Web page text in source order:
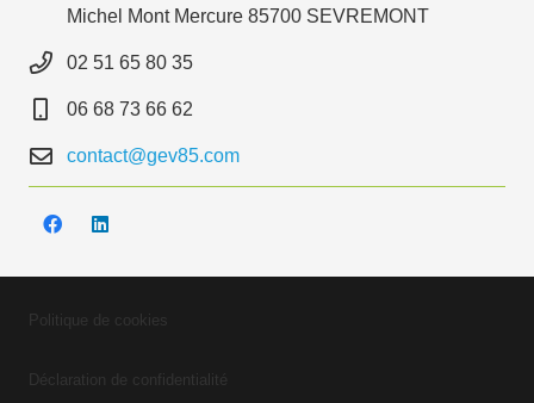
Michel Mont Mercure 85700 SEVREMONT
02 51 65 80 35
06 68 73 66 62
contact@gev85.com
Politique de cookies
Déclaration de confidentialité